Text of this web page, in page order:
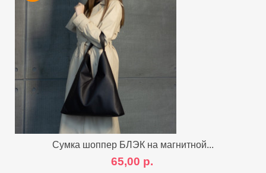
Сумка шоппер БЛЭК на магнитной...
65,00 р.